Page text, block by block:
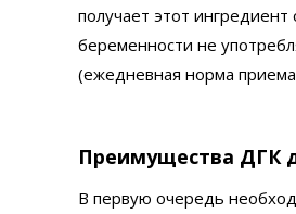
получает этот
беременности не
(ежедневная норма
Преимущества
В первую очередь